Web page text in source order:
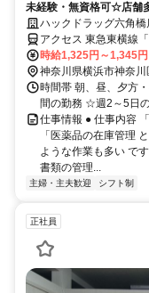
未経験・無資格可☆店舗
ッグストアの調剤事務
ハックドラッグ六角橋
アクセス 東急東横線
時給1,325円～1,345円
神奈川県横浜市神奈川
時間帯 朝、昼、夕方
間の勤務 ☆週2～5日
仕事情報 ● 仕事内容
「医薬品の在庫管理
ような作業も多い で
書類の管理...
主婦・主夫歓迎 シフト制
正社員